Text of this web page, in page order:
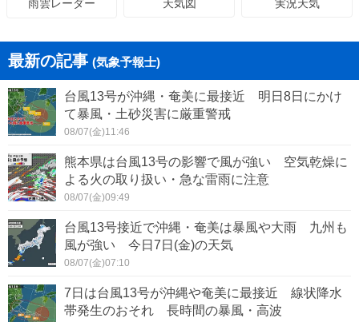
雨雲レーダー 天気図 実況天気
最新の記事 (気象予報士)
台風13号が沖縄・奄美に最接近 明日8日にかけ
て暴風・土砂災害に厳重警戒
08/07(金)11:46
熊本県は台風13号の影響で風が強い 空気乾燥に
よる火の取り扱い・急な雷雨に注意
08/07(金)09:49
台風13号接近で沖縄・奄美は暴風や大雨 九州も
風が強い 今日7日(金)の天気
08/07(金)07:10
7日は台風13号が沖縄や奄美に最接近 線状降水
帯発生のおそれ 長時間の暴風・高波